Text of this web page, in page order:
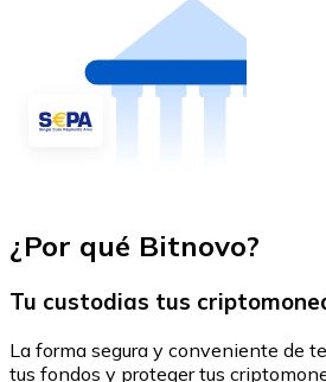
¿Por qué Bitnovo?
Tu custodias tus
La forma segura y conveniente de
tus fondos y proteger tus